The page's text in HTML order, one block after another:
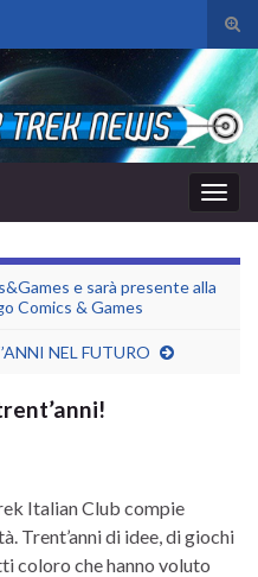
il
di
la
e sarà presente alla
Comics & Games
NEL FUTURO
Italian Club compie
Trent’anni di idee, di giochi
coloro che hanno voluto